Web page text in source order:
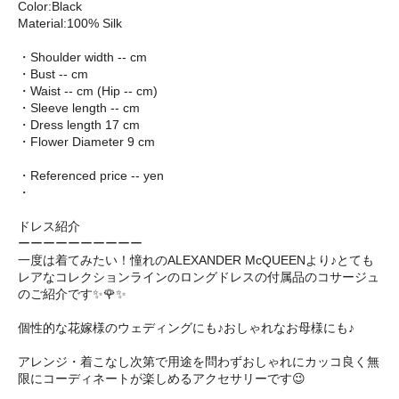
Color:Black
Material:100% Silk
・Shoulder width -- cm
・Bust -- cm
・Waist -- cm (Hip -- cm)
・Sleeve length -- cm
・Dress length 17 cm
・Flower Diameter 9 cm
・Referenced price -- yen
・
ドレス紹介
ーーーーーーーーーー
一度は着てみたい！憧れのALEXANDER McQUEENより♪とても
レアなコレクションラインのロングドレスの付属品のコサージュ
のご紹介です✨🌹✨
個性的な花嫁様のウェディングにも♪おしゃれなお母様にも♪
アレンジ・着こなし次第で用途を問わずおしゃれにカッコ良く無
限にコーディネートが楽しめるアクセサリーです😉